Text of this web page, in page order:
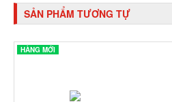
SẢN PHẨM TƯƠNG TỰ
HÀNG MỚI